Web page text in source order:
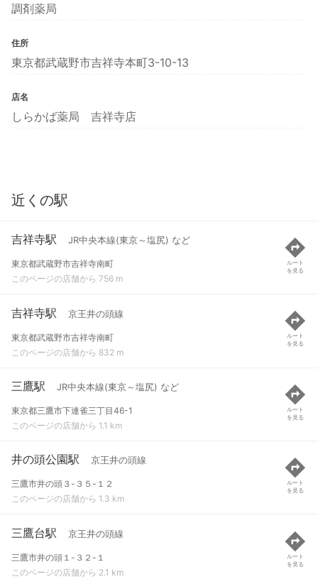
調剤薬局
住所
東京都武蔵野市吉祥寺本町3-10-13
店名
しらかば薬局 吉祥寺店
近くの駅
吉祥寺駅 JR中央本線(東京～塩尻) など
東京都武蔵野市吉祥寺南町
このページの店舗から 756 m
ルート
を見る
吉祥寺駅 京王井の頭線
東京都武蔵野市吉祥寺南町
このページの店舗から 832 m
ルート
を見る
三鷹駅 JR中央本線(東京～塩尻) など
東京都三鷹市下連雀三丁目46-1
このページの店舗から 1.1 km
ルート
を見る
井の頭公園駅 京王井の頭線
三鷹市井の頭３-３５-１２
このページの店舗から 1.3 km
ルート
を見る
三鷹台駅 京王井の頭線
三鷹市井の頭１-３２-１
このページの店舗から 2.1 km
ルート
を見る